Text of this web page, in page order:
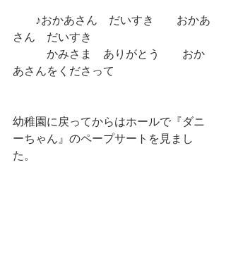
♪おかあさん　だいすき　　おかあ
さん　だいすき
かみさま　ありがとう　　おか
あさんをくださって
幼稚園に戻ってからはホールで『ダニ
ーちゃん』のペープサートを見まし
た。